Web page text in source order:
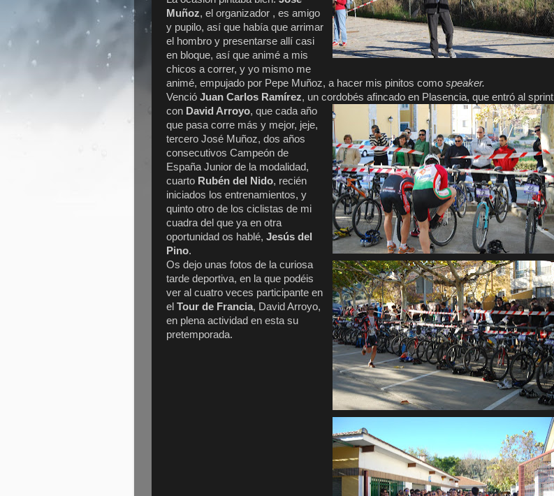
Muñoz, el organizador , es amigo
y pupilo, así que había que arrimar
el hombro y presentarse allí casi
en bloque, así que animé a mis
chicos a correr, y yo mismo me
animé, empujado por Pepe Muñoz, a hacer mis pinitos como speaker.
Venció Juan Carlos Ramírez, un cordobés afincado en Plasencia, que entró al sprint
con David Arroyo, que cada año
que pasa corre más y mejor, jeje,
tercero José Muñoz, dos años
consecutivos Campeón de
España Junior de la modalidad,
cuarto Rubén del Nido, recién
iniciados los entrenamientos, y
quinto otro de los ciclistas de mi
cuadra del que ya en otra
oportunidad os hablé, Jesús del
Pino.
Os dejo unas fotos de la curiosa
tarde deportiva, en la que podéis
ver al cuatro veces participante en
el Tour de Francia, David Arroyo,
en plena actividad en esta su
pretemporada.